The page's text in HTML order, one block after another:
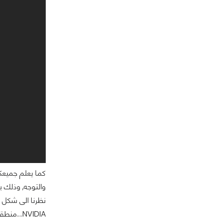
نظرنا الى
NVIDIA....منطقيا هذا امر طبيعي خاصة انه يعتبر التجربة الأولى للشركة في هكذا توجه....(يمكنك الإطلاع اكثر على جهاز الألعاب SHIELD في مقال بعنوان: